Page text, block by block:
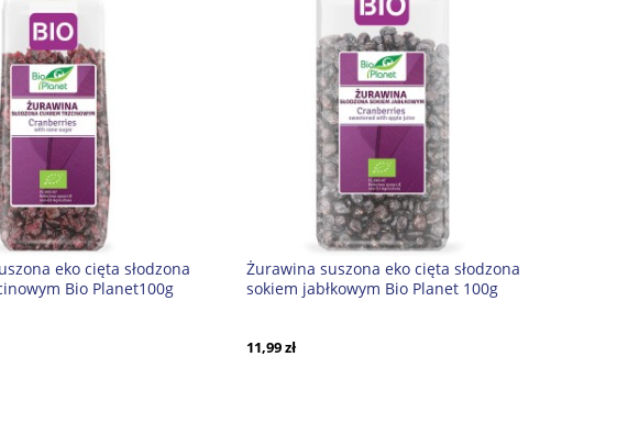
eko cięta słodzona
Bio Planet100g
Żurawina suszona eko cięta słodzona
sokiem jabłkowym Bio Planet 100g
11,99 zł